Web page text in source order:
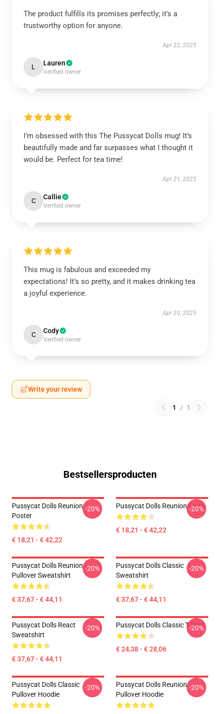
The product fulfills its promises perfectly; it's a
trustworthy option for anyone.
Apr 22, 2025
L Lauren
Verified owner
I’m obsessed with this The Pussycat Dolls mug! It’s
beautifully made and far surpasses what I thought it
would be. Perfect for tea time!
Apr 21, 2025
C Callie
Verified owner
This mug is fabulous and exceeded my
expectations! It’s so pretty, and it makes drinking tea
a joyful experience.
Apr 20, 2025
C Cody
Verified owner
Write your review
1 / 1
Bestsellersproducten
Pussycat Dolls Reunion
Poster
€ 18,21 - € 42,22
-20% Pussycat Dolls Reunion Logo
€ 18,21 - € 42,22
-20%
Pussycat Dolls Reunion
Pullover Sweatshirt
€ 37,67 - € 44,11
-20%
Pussycat Dolls Classic
Sweatshirt
€ 37,67 - € 44,11
-20%
Pussycat Dolls React
Sweatshirt
€ 37,67 - € 44,11
-20% Pussycat Dolls Classic T-Shirt
€ 24,38 - € 28,06
-20%
Pussycat Dolls Classic
Pullover Hoodie
-20%
Pussycat Dolls Reunion
Pullover Hoodie
-20%